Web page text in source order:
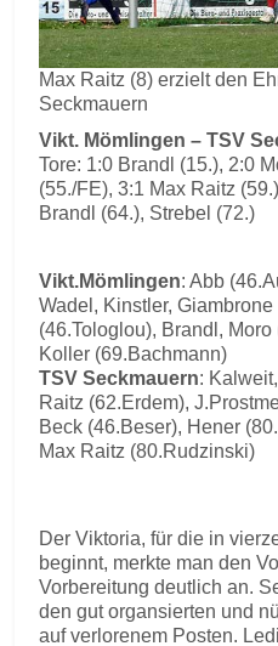
Max Raitz (8) erzielt den
Seckmauern
Vikt. Mömlingen – TSV
Tore: 1:0 Brandl (15.), 2:0
(55./FE), 3:1 Max Raitz
Brandl (64.), Strebel (72.)
Vikt.Mömlingen: Abb
Wadel, Kinstler,
(46.Tologlou), Brandl,
Koller (69.Bachmann)
TSV Seckmauern:
Raitz (62.Erdem),
Beck (46.Beser), Hener
Max Raitz (80.Rudzinski)
Der Viktoria, für die in
beginnt, merkte man den
Vorbereitung deutlich an.
den gut organsierten und
auf verlorenem Posten.